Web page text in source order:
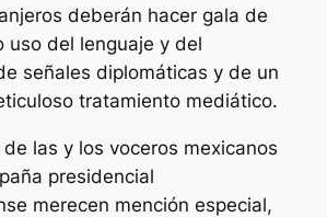
deberán hacer gala de
uso del lenguaje y del
señales diplomáticas y de un
tratamiento mediático.
las y los voceros mexicanos
presidencial
merecen mención especial,